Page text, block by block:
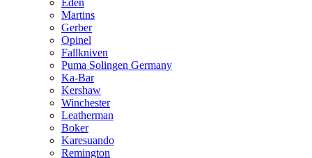
Eden
Martins
Gerber
Opinel
Fallkniven
Puma Solingen Germany
Ka-Bar
Kershaw
Winchester
Leatherman
Boker
Karesuando
Remington